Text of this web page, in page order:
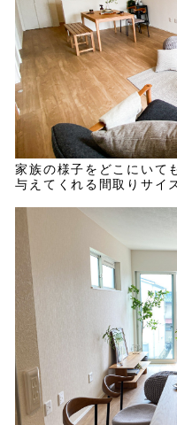
家族の様子をどこにいて
与えてくれる間取りサイ